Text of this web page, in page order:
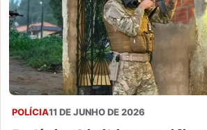
POLÍCIA11 DE JUNHO DE 2026